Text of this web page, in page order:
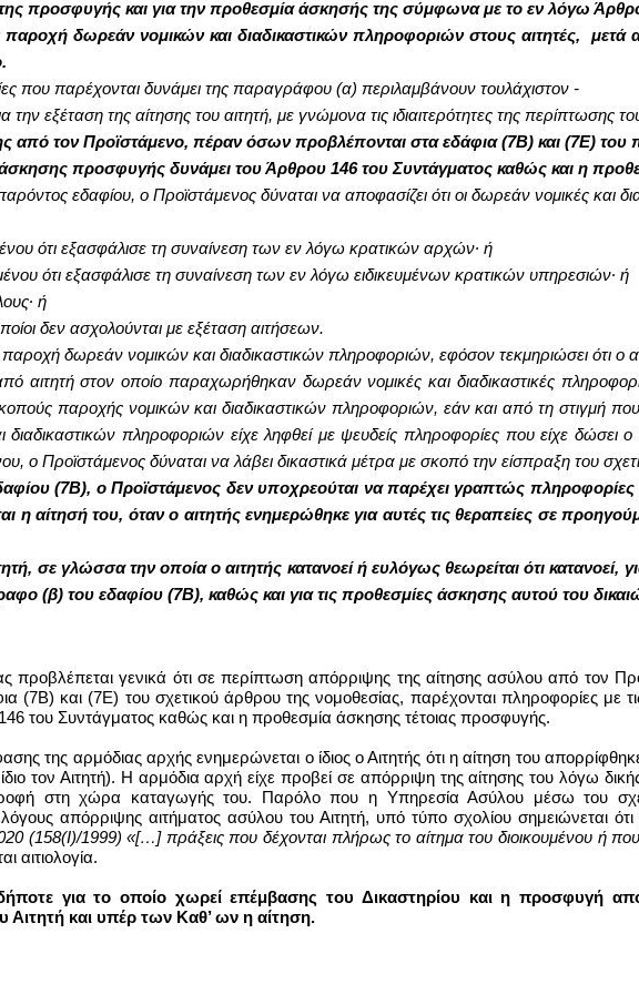
προσφυγής και για την προθεσμία άσκησής της σύμφωνα με το εν λόγω
παροχή δωρεάν νομικών και διαδικαστικών πληροφοριών στους αιτητές,
που παρέχονται δυνάμει της παραγράφου (α) περιλαμβάνουν τουλάχιστον -
την εξέταση της αίτησης του αιτητή, με γνώμονα τις ιδιαιτερότητες της περίπτωσης
από τον Προϊστάμενο, πέραν όσων προβλέπονται στα εδάφια (7Β) και (7Ε) του
άσκησης προσφυγής δυνάμει του Άρθρου 146 του Συντάγματος καθώς και η
εδαφίου, ο Προϊστάμενος δύναται να αποφασίζει ότι οι δωρεάν νομικές και
ότι εξασφάλισε τη συναίνεση των εν λόγω κρατικών αρχών∙ ή
ότι εξασφάλισε τη συναίνεση των εν λόγω ειδικευμένων κρατικών υπηρεσιών∙ ή
ή
δεν ασχολούνται με εξέταση αιτήσεων.
δωρεάν νομικών και διαδικαστικών πληροφοριών, εφόσον τεκμηριώσει ότι ο
αιτητή στον οποίο παραχωρήθηκαν δωρεάν νομικές και διαδικαστικές
παροχής νομικών και διαδικαστικών πληροφοριών, εάν και από τη στιγμή που
πληροφοριών είχε ληφθεί με ψευδείς πληροφορίες που είχε δώσει
ο Προϊστάμενος δύναται να λάβει δικαστικά μέτρα με σκοπό την είσπραξη του
(7Β), ο Προϊστάμενος δεν υποχρεούται να παρέχει γραπτώς πληροφορίες
η αίτησή του, όταν ο αιτητής ενημερώθηκε για αυτές τις θεραπείες σε
σε γλώσσα την οποία ο αιτητής κατανοεί ή ευλόγως θεωρείται ότι κατανοεί,
(β) του εδαφίου (7Β), καθώς και για τις προθεσμίες άσκησης αυτού του
προβλέπεται γενικά ότι σε περίπτωση απόρριψης της αίτησηςασύλουαπό τον
(7Β) και (7Ε) του σχετικού άρθρου της νομοθεσίας, παρέχονταιπληροφορίες με
του Συντάγματος καθώς και η προθεσμία άσκησης τέτοιας προσφυγής.
της αρμόδιας αρχής ενημερώνεται ο ίδιος ο Αιτητής ότι η αίτηση του
τον Αιτητή). Η αρμόδια αρχή είχε προβεί σε απόρριψη της αίτησης του λόγω
στη χώρα καταγωγής του. Παρόλο που η Υπηρεσία Ασύλου μέσω του
απόρριψης αιτήματος ασύλου του Αιτητή, υπό τύπο σχολίου σημειώνεται
(158(I)/1999) «[…] πράξεις που δέχονται πλήρως το αίτημα του διοικουμένου ή
αιτιολογία.
για το οποίο χωρεί επέμβασης του Δικαστηρίου και ηπροσφυγή
Αιτητή και υπέρ των Καθ’ ων η αίτηση.